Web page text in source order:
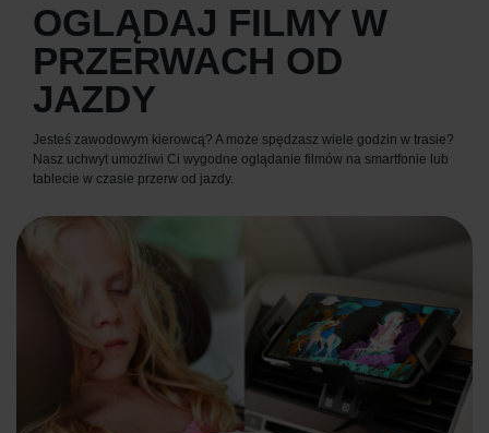
OGLĄDAJ FILMY W
PRZERWACH OD
JAZDY
Jesteś zawodowym kierowcą? A może spędzasz wiele godzin w trasie?
Nasz uchwyt umożliwi Ci wygodne oglądanie filmów na smartfonie lub
tablecie w czasie przerw od jazdy.